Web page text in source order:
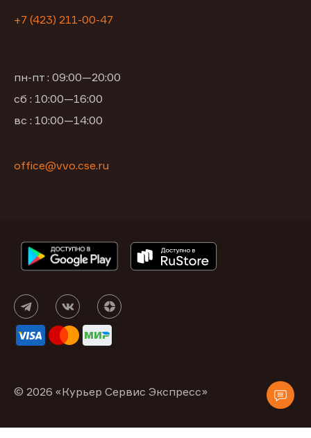
+7 (423) 211-00-47
пн-пт : 09:00—20:00
сб : 10:00—16:00
вс : 10:00—14:00
office@vvo.cse.ru
© 2026 «Курьер Сервис Экспресс»